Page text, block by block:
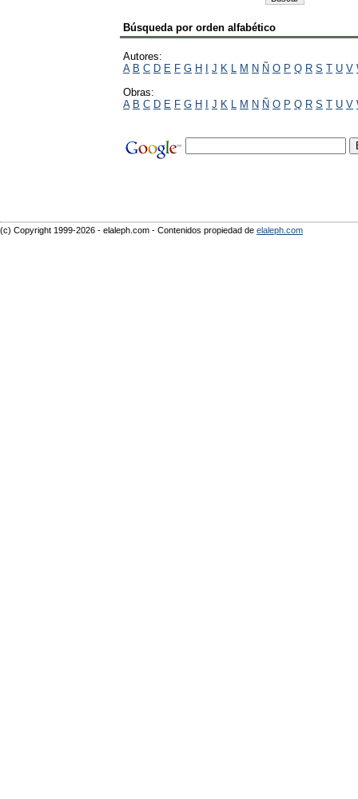
Búsqueda por orden alfabético
Autores:
A B C D E F G H I J K L M N Ñ O P Q R S T U V
Obras:
A B C D E F G H I J K L M N Ñ O P Q R S T U V
(c) Copyright 1999-2026 - elaleph.com - Contenidos propiedad de elaleph.com